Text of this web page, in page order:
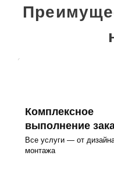
Комплексное
выполнение
Все услуги — от
монтажа